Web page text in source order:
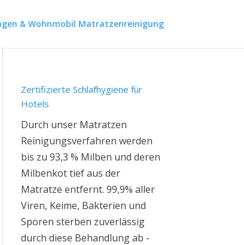
& Wohnmobil Matratzenreinigung
Zertifizierte Schlafhygiene für
Hotels
Durch unser Matratzen
Reinigungsverfahren werden
bis zu 93,3 % Milben und deren
Milbenkot tief aus der
Matratze entfernt. 99,9% aller
Viren, Keime, Bakterien und
Sporen sterben zuverlässig
durch diese Behandlung ab -